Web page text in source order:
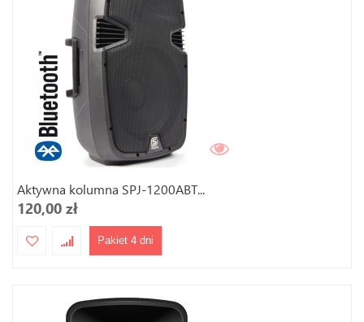
Aktywna kolumna SPJ-1200ABT...
120,00 zł
Pakiet 4 dni